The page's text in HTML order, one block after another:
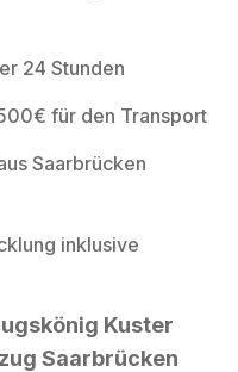
24 Stunden
für den Transport
Saarbrücken
inklusive
Kuster
Saarbrücken